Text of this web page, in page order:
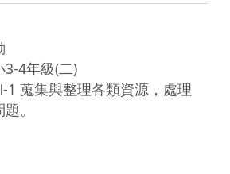
4年級(二)
1 蒐集與整理各類資源，處理
。